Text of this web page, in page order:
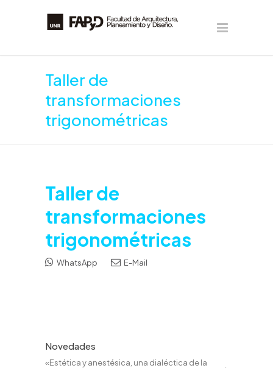
Taller de
transformaciones
trigonométricas
Taller de
transformaciones
trigonométricas
WhatsApp E-Mail
Novedades
«Estética y anestésica, una dialéctica de la